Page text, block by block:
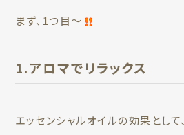
まず、1つ目〜
1.アロマでリラックス
エッセンシャルオイルの効果として、